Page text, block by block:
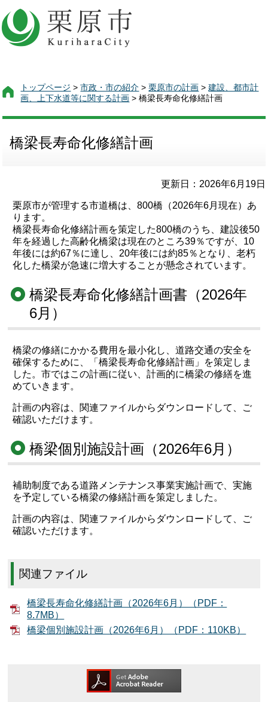
トップページ >市政・市の紹介 >栗原市の計画 >建設、都市計
画、上下水道等に関する計画 > 橋梁長寿命化修繕計画
橋梁長寿命化修繕計画
更新日：2026年6月19日
栗原市が管理する市道橋は、800橋（2026年6月現在）あ
ります。
橋梁長寿命化修繕計画を策定した800橋のうち、建設後50
年を経過した高齢化橋梁は現在のところ39％ですが、10
年後には約67％に達し、20年後には約85％となり、老朽
化した橋梁が急速に増大することが懸念されています。
橋梁長寿命化修繕計画書（2026年
6月）
橋梁の修繕にかかる費用を最小化し、道路交通の安全を
確保するために、「橋梁長寿命化修繕計画」を策定しま
した。市ではこの計画に従い、計画的に橋梁の修繕を進
めていきます。
計画の内容は、関連ファイルからダウンロードして、ご
確認いただけます。
橋梁個別施設計画（2026年6月）
補助制度である道路メンテナンス事業実施計画で、実施
を予定している橋梁の修繕計画を策定しました。
計画の内容は、関連ファイルからダウンロードして、ご
確認いただけます。
関連ファイル
橋梁長寿命化修繕計画（2026年6月）（PDF：
8.7MB）
橋梁個別施設計画（2026年6月）（PDF：110KB）